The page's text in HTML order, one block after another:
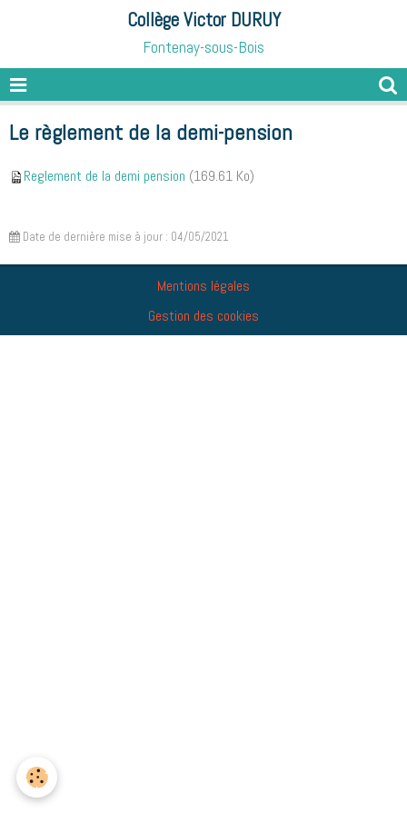
Collège Victor DURUY
Fontenay-sous-Bois
Le règlement de la demi-pension
Reglement de la demi pension (169.61 Ko)
Date de dernière mise à jour : 04/05/2021
Mentions légales
Gestion des cookies